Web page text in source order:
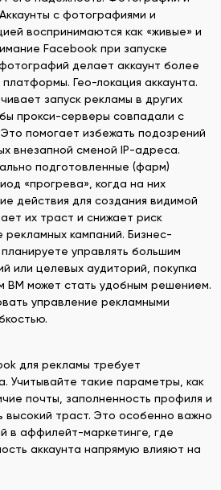
с фотографиями и
воспринимаются как «живые» и
Facebook при запуске
делает аккаунт более
Гео-локация аккаунта.
запуск рекламы в других
прокси-серверы совпадали с
помогает избежать подозрений
внезапной сменой IP-адреса.
подготовленные (фарм)
«прогрева», когда на них
действия для создания видимой
их траст и снижает риск
кампаний. Бизнес-
управлять большим
или целевых аудиторий, покупка
BM может стать удобным решением.
управление рекламными
для рекламы требует
Учитывайте такие параметры, как
почты, заполненность профиля и
высокий траст. Это особенно важно
в аффилейт-маркетинге, где
аккаунта напрямую влияют на